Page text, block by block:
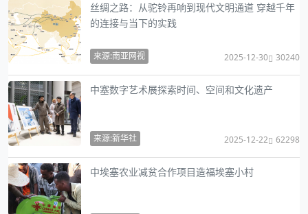
丝绸之路：从驼铃再响到现代文明通道 穿越千年
的连接与当下的实践
来源:南亚网视 2025-12-30 30240
中塞数字艺术展探索时间、空间和文化遗产
来源:新华社 2025-12-22 62298
中埃塞农业减贫合作项目造福埃塞小村